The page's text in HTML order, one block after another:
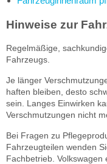
Hinweise zur
Regelmäßige,
Fahrzeugs.
Je länger
haften bleiben, desto
sein. Langes Einwirken
Verschmutzungen nicht
Bei Fragen zu
Fahrzeugteilen wenden
Fachbetrieb. Volkswagen